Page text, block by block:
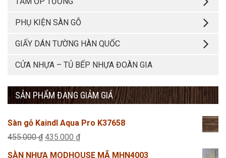
PHỤ KIỆN SÀN GỖ
GIẤY DÁN TƯỜNG HÀN QUỐC
CỬA NHỰA – TỦ BẾP NHỰA ĐOÀN GIA
SẢN PHẨM ĐANG GIẢM GIÁ
Sàn gỗ Kaindl Aqua Pro K37658
455.000₫ Giá
gốc
435.000 ₫Giá
hiện
SÀN NHỰA MODHOUSE MÃ MHN4003